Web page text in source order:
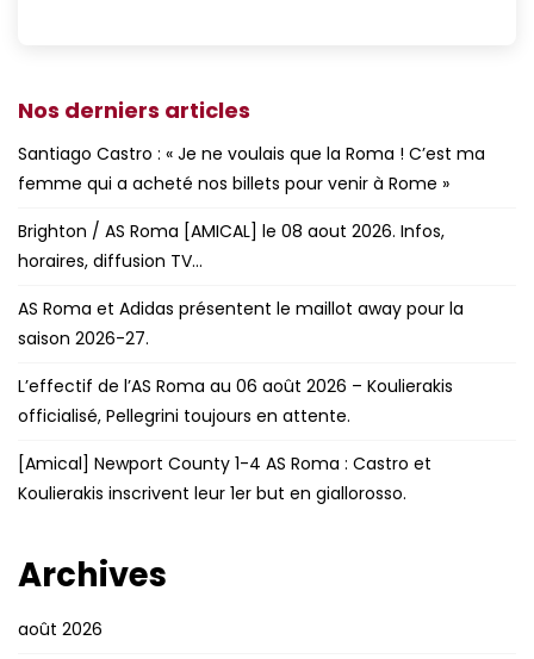
Nos derniers articles
Santiago Castro : « Je ne voulais que la Roma ! C’est ma
femme qui a acheté nos billets pour venir à Rome »
Brighton / AS Roma [AMICAL] le 08 aout 2026. Infos,
horaires, diffusion TV…
AS Roma et Adidas présentent le maillot away pour la
saison 2026-27.
L’effectif de l’AS Roma au 06 août 2026 – Koulierakis
officialisé, Pellegrini toujours en attente.
[Amical] Newport County 1-4 AS Roma : Castro et
Koulierakis inscrivent leur 1er but en giallorosso.
Archives
août 2026